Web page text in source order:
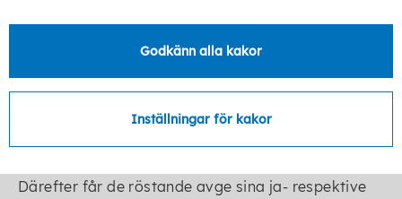
Oftast kan beslut om vilket förslag som ska utgöra
genom att ordförande frågar på vart och ett av
förslagen som är motförslag och bekräftar sin
Därefter får de röstande avge sina ja- respektive
Godkänn alla kakor
Inställningar för kakor